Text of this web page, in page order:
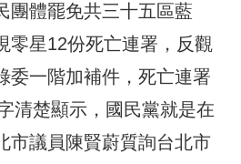
團體罷免共三十五區藍
零星12份死亡連署，反觀
委一階加補件，死亡連署
清楚顯示，國民黨就是在
市議員陳賢蔚質詢台北市